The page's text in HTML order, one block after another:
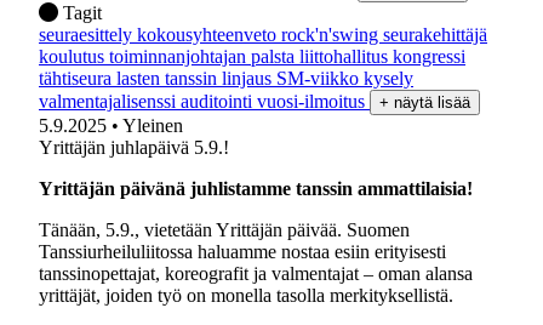
Tagit
seuraesittely kokousyhteenveto rock'n'swing seurakehittäjä
koulutus toiminnanjohtajan palsta liittohallitus kongressi
tähtiseura lasten tanssin linjaus SM-viikko kysely
valmentajalisenssi auditointi vuosi-ilmoitus + näytä lisää
5.9.2025 • Yleinen
Yrittäjän juhlapäivä 5.9.!
Yrittäjän päivänä juhlistamme tanssin ammattilaisia!
Tänään, 5.9., vietetään Yrittäjän päivää. Suomen
Tanssiurheiluliitossa haluamme nostaa esiin erityisesti
tanssinopettajat, koreografit ja valmentajat – oman alansa
yrittäjät, joiden työ on monella tasolla merkityksellistä.